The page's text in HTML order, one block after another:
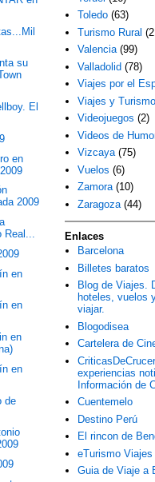
su
El
en
2009
Real...
en
en
en
en
de
Toledo (63)
Turismo Rural
Valencia (99)
Valladolid (78)
Viajes por el
Viajes y Turismo
Videojuegos (2)
Videos de
Vizcaya (75)
Vuelos (6)
Zamora (10)
Zaragoza (44)
Enlaces
Barcelona
Billetes baratos
Blog de Viajes.
hoteles, vuelos
viajar.
Blogodisea
Cartelera de
experiencias
Información de
Cuentemelo
Destino Perú
El rincon de
eTurismo Viajes
Guia de Viaje a